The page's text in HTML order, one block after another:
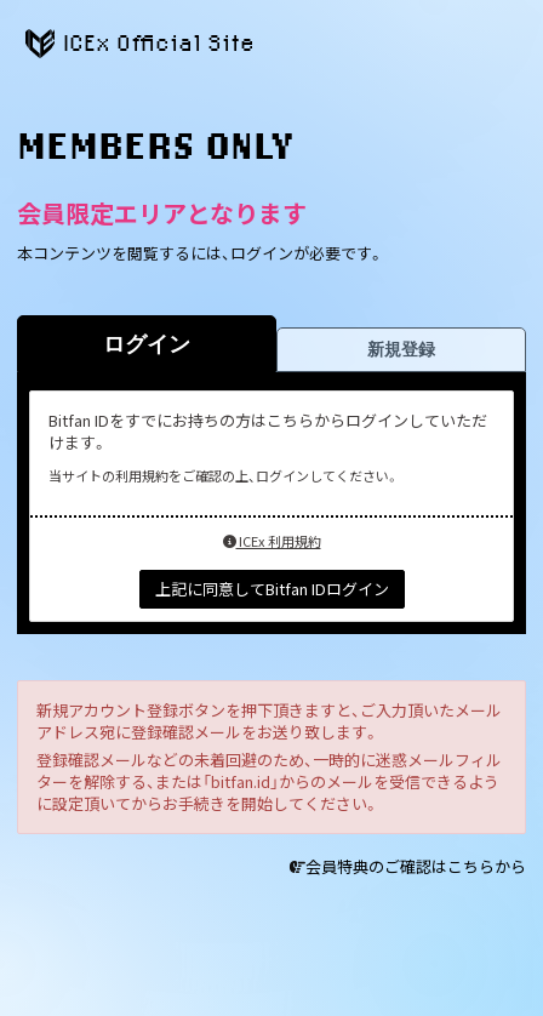
ICEx Official Site
MEMBERS ONLY
会員限定エリアとなります
本コンテンツを閲覧するには、ログインが必要です。
ログイン 新規登録
Bitfan IDをすでにお持ちの方はこちらからログインしていただ
けます。
当サイトの利用規約をご確認の上、ログインしてください。
ICEx 利用規約
上記に同意してBitfan IDログイン
新規アカウント登録ボタンを押下頂きますと、ご入力頂いたメール
アドレス宛に登録確認メールをお送り致します。
登録確認メールなどの未着回避のため、一時的に迷惑メールフィル
ターを解除する、または「bitfan.id」からのメールを受信できるよう
に設定頂いてからお手続きを開始してください。
会員特典のご確認はこちらから